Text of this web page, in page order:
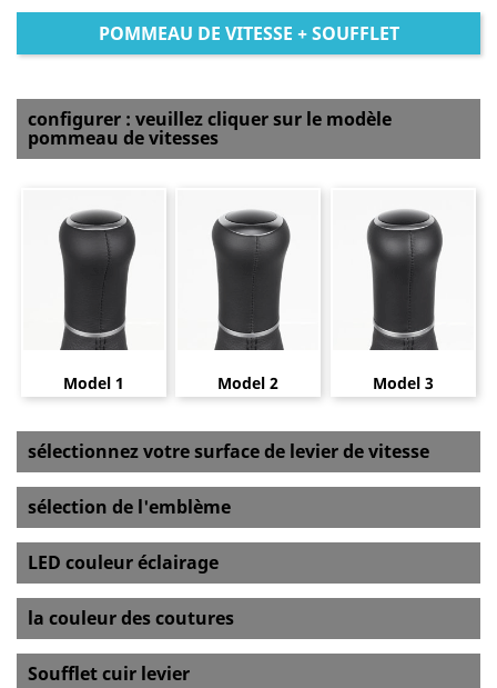
POMMEAU DE VITESSE + SOUFFLET
configurer : veuillez cliquer sur le modèle
pommeau de vitesses
Model 1 Model 2 Model 3
sélectionnez votre surface de levier de vitesse
sélection de l'emblème
LED couleur éclairage
la couleur des coutures
Soufflet cuir levier